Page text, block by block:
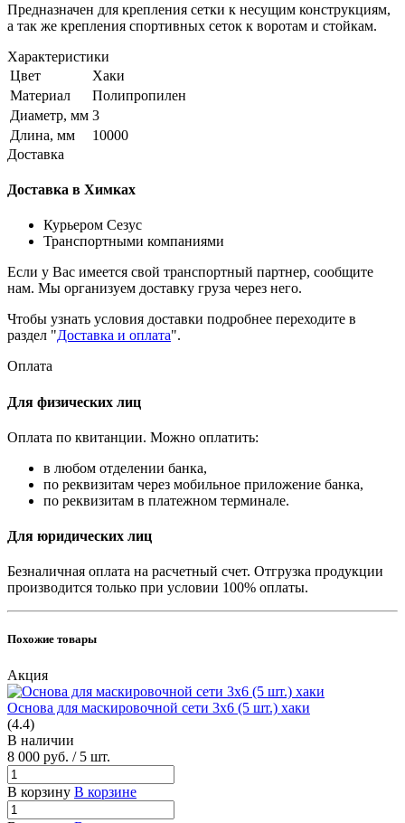
Предназначен для крепления сетки к несущим конструкциям,
а так же крепления спортивных сеток к воротам и стойкам.
Характеристики
Цвет
Хаки
Материал
Полипропилен
Диаметр, мм 3
Длина, мм
10000
Доставка
Доставка в Химках
Курьером Сезус
Транспортными компаниями
Если у Вас имеется свой транспортный партнер, сообщите
нам. Мы организуем доставку груза через него.
Чтобы узнать условия доставки подробнее переходите в
раздел "Доставка и оплата".
Оплата
Для физических лиц
Оплата по квитанции. Можно оплатить:
в любом отделении банка,
по реквизитам через мобильное приложение банка,
по реквизитам в платежном терминале.
Для юридических лиц
Безналичная оплата на расчетный счет. Отгрузка продукции
производится только при условии 100% оплаты.
Похожие товары
Акция
Основа для маскировочной сети 3х6 (5 шт.) хаки
(4.4)
В наличии
8 000 руб. / 5 шт.
В корзину В корзине